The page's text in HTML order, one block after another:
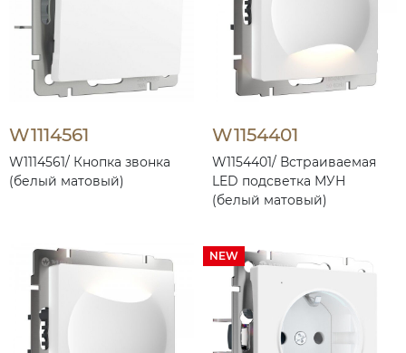
W1114561
W1114561/ Кнопка звонка
(белый матовый)
W1154401
W1154401/ Встраиваемая
LED подсветка МУН
(белый матовый)
NEW